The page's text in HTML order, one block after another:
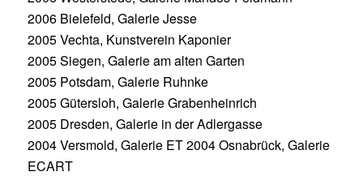
2006 Bielefeld, Galerie Jesse
2005 Vechta, Kunstverein Kaponier
2005 Siegen, Galerie am alten Garten
2005 Potsdam, Galerie Ruhnke
2005 Gütersloh, Galerie Grabenheinrich
2005 Dresden, Galerie in der Adlergasse
2004 Versmold, Galerie ET 2004 Osnabrück, Galerie
ECART